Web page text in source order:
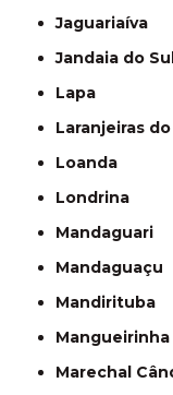
Jaguariaíva
Jandaia do
Lapa
Laranjeiras
Loanda
Londrina
Mandaguari
Mandaguaçu
Mandirituba
Mangueirinha
Marechal